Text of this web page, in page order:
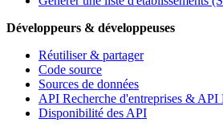
Développeurs & développeuses
Réutiliser & partager
Code source
Sources de données
API Recherche d'entreprises & API
Disponibilité des API